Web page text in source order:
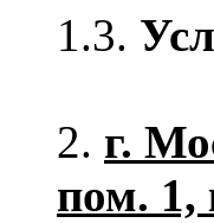
1.3.
2. г.
пом. 1,